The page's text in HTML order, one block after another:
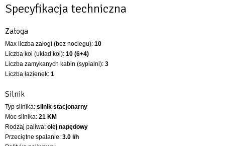
Specyfikacja techniczna
Załoga
Max liczba załogi (bez noclegu): 10
Liczba koi (układ koi): 10 (6+4)
Liczba zamykanych kabin (sypialni): 3
Liczba łazienek: 1
Silnik
Typ silnika: silnik stacjonarny
Moc silnika: 21 KM
Rodzaj paliwa: olej napędowy
Przeciętne spalanie: 3.0 l/h